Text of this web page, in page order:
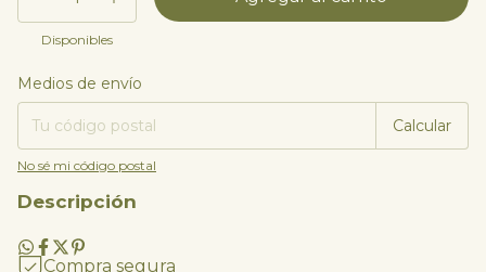
Disponibles
Entregas para el CP:
Medios de envío
Calcular
No sé mi código postal
Descripción
Compra segura